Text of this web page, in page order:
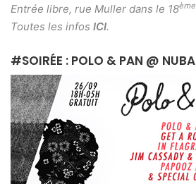
Entrée libre, rue Muller dans le 18ème
Toutes les infos ICI.
#SOIRÉE : POLO & PAN @ NUBA